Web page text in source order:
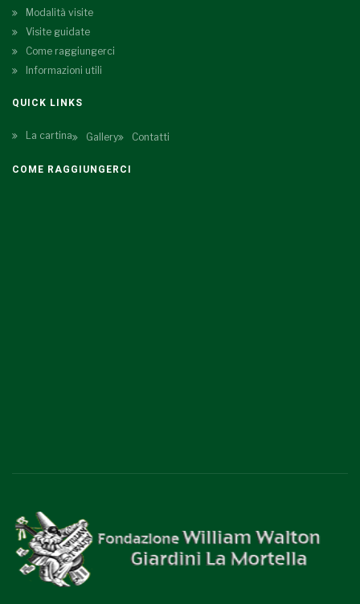
Modalità visite
Visite guidate
Come raggiungerci
Informazioni utili
QUICK LINKS
La cartina Gallery Contatti
COME RAGGIUNGERCI